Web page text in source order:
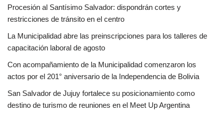
Procesión al Santísimo Salvador: dispondrán cortes y
restricciones de tránsito en el centro
La Municipalidad abre las preinscripciones para los talleres de
capacitación laboral de agosto
Con acompañamiento de la Municipalidad comenzaron los
actos por el 201° aniversario de la Independencia de Bolivia
San Salvador de Jujuy fortalece su posicionamiento como
destino de turismo de reuniones en el Meet Up Argentina